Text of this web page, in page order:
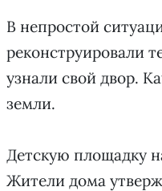
В непростой
реконструировали
узнали свой двор.
земли.
Детскую площадку
Жители дома